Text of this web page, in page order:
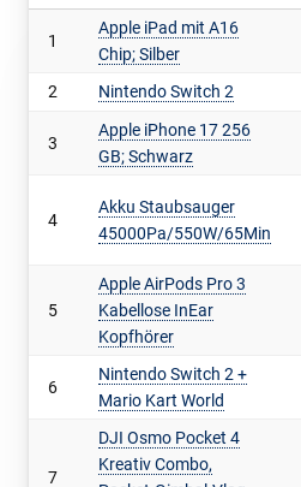
1
Apple iPad mit A16
Chip; Silber
2 Nintendo Switch 2
3
Apple iPhone 17 256
GB; Schwarz
4
Akku Staubsauger
45000Pa/550W/65Min
5
Apple AirPods Pro 3
Kabellose InEar
Kopfhörer
6
Nintendo Switch 2 +
Mario Kart World
7
DJI Osmo Pocket 4
Kreativ Combo,